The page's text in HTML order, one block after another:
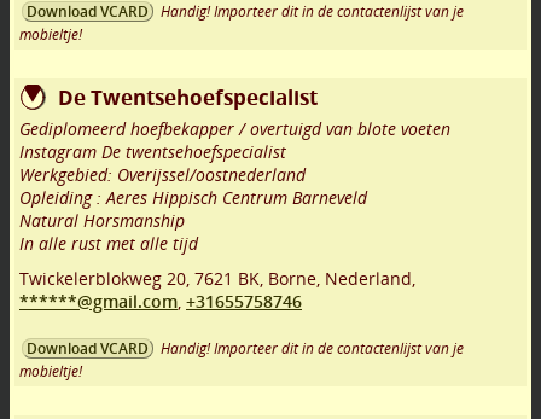
Download VCARD
Handig! Importeer dit in de contactenlijst van je
mobieltje!
De Twentsehoefspecialist
Gediplomeerd hoefbekapper / overtuigd van blote voeten
Instagram De twentsehoefspecialist
Werkgebied: Overijssel/oostnederland
Opleiding : Aeres Hippisch Centrum Barneveld
Natural Horsmanship
In alle rust met alle tijd
Twickelerblokweg 20, 7621 BK, Borne, Nederland,
******@gmail.com, +31655758746
Download VCARD
Handig! Importeer dit in de contactenlijst van je
mobieltje!